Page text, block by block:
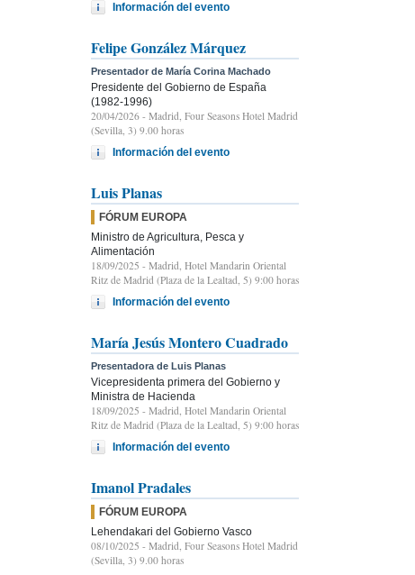
Información del evento
Felipe González Márquez
Presentador de María Corina Machado
Presidente del Gobierno de España
(1982-1996)
20/04/2026 - Madrid, Four Seasons Hotel Madrid
(Sevilla, 3) 9.00 horas
Información del evento
Luis Planas
FÓRUM EUROPA
Ministro de Agricultura, Pesca y
Alimentación
18/09/2025 - Madrid, Hotel Mandarin Oriental
Ritz de Madrid (Plaza de la Lealtad, 5) 9:00 horas
Información del evento
María Jesús Montero Cuadrado
Presentadora de Luis Planas
Vicepresidenta primera del Gobierno y
Ministra de Hacienda
18/09/2025 - Madrid, Hotel Mandarin Oriental
Ritz de Madrid (Plaza de la Lealtad, 5) 9:00 horas
Información del evento
Imanol Pradales
FÓRUM EUROPA
Lehendakari del Gobierno Vasco
08/10/2025 - Madrid, Four Seasons Hotel Madrid
(Sevilla, 3) 9.00 horas